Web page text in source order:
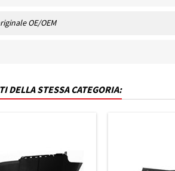
OE/OEM
DELLA STESSA CATEGORIA: